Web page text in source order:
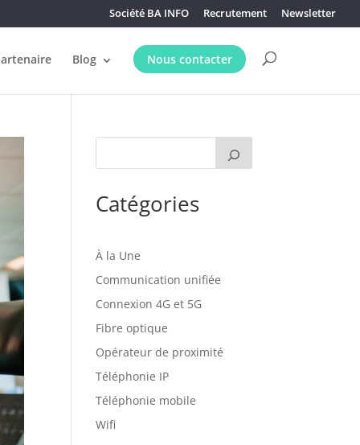
Société BA INFO Recrutement Newsletter
Blog Nous contacter
Catégories
À la Une
Communication unifiée
Connexion 4G et 5G
Fibre optique
Opérateur de proximité
Téléphonie IP
Téléphonie mobile
Wifi